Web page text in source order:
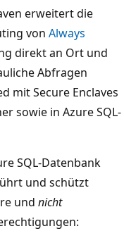
erweitert die
von Always
direkt an Ort und
Abfragen
mit Secure Enclaves
sowie in Azure SQL-
SQL-Datenbank
und schützt
und nicht